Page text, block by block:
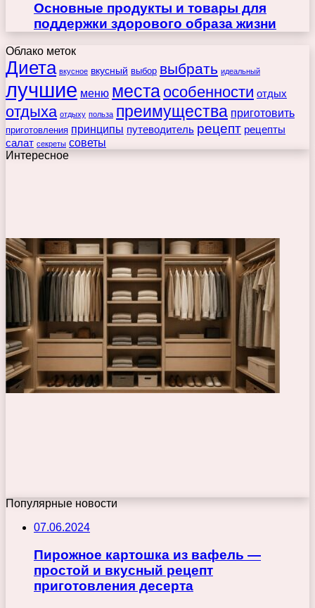
Основные продукты и товары для
поддержки здорового образа жизни
Облако меток
Диета вкусное вкусный выбор выбрать идеальный
лучшие меню места особенности отдых
отдыха отдыху польза преимущества приготовить
приготовления принципы путеводитель рецепт рецепты
салат секреты советы
Интересное
Популярные новости
07.06.2024
Пирожное картошка из вафель —
простой и вкусный рецепт
приготовления десерта